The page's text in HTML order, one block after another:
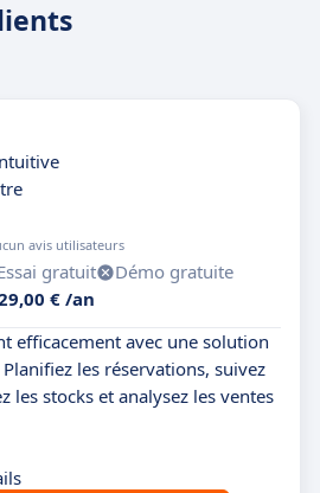
avis utilisateurs
gratuit
Démo gratuite
€ /an
efficacement avec une solution
les réservations, suivez
les stocks et analysez les ventes